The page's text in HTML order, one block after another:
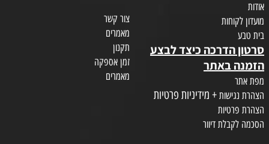
אודות
מועדון לקוחות
בית טבע
סרטון הדרכה כיצד לבצע
הזמנה באתר
מפת אתר
הצהרת נגישות + מידיניות פרטיות
הצהרת פרטיות
הסכמה לקבלת דיוור
צור קשר
מאמרים
תקנון
זמן אספקה
מאמרים